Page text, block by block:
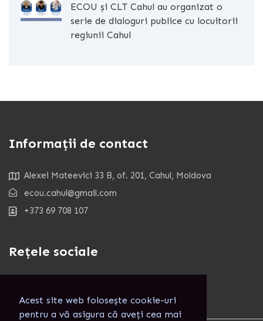
Acest site web folosește cookie-uri
pentru a vă asigura că aveți cea mai
ECOU și CLT Cahul au organizat o
serie de dialoguri publice cu locuitorii
regiunii Cahul
Informații de contact
Alexei Mateevici 33 B, of. 201, Cahul, Moldova
ecou.cahul@gmail.com
+373 69 708 107
Rețele sociale